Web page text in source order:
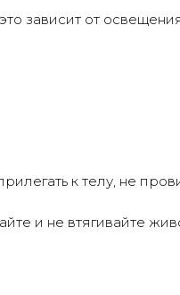
зависит от
к телу, не
и не втягивайте
любого